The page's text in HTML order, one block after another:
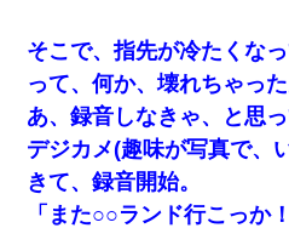
そこで、指先が冷たくな
って、何か、壊れちゃった
あ、録音しなきゃ、と思
デジカメ(趣味が写真で、
きて、録音開始。
「また○○ランド行こっか